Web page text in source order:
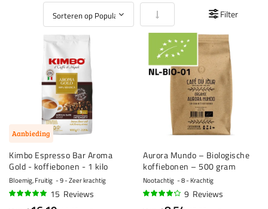
Van laag naar hoog sorteren
Filter
Aanbieding
Kimbo Espresso Bar Aroma
Gold - koffiebonen - 1 kilo
Bloemig, Fruitig 9 - Zeer krachtig
15 Reviews
Aurora Mundo – Biologische
koffiebonen – 500 gram
Nootachtig 8 - Krachtig
9 Reviews